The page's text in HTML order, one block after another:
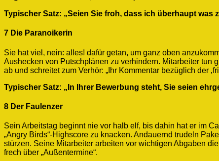
Typischer Satz: „Seien Sie froh, dass ich überhaupt was
7 Die Paranoikerin
Sie hat viel, nein: alles! dafür getan, um ganz oben
Aushecken von Putschplänen zu verhindern. Mitarbeiter tun
ab und schreitet zum Verhör: „Ihr Kommentar bezüglich der
Typischer Satz: „In Ihrer Bewerbung steht, Sie seien
8 Der Faulenzer
Sein Arbeitstag beginnt nie vor halb elf, bis dahin hat er im
„Angry Birds“-Highscore zu knacken. Andauernd trudeln
stürzen. Seine Mitarbeiter arbeiten vor wichtigen Abgaben
frech über „Außentermine“.